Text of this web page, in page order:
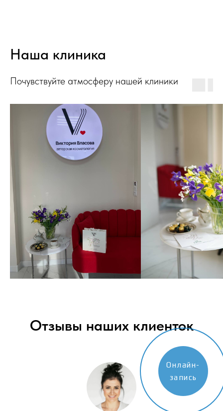
Наша клиника
Почувствуйте атмосферу нашей клиники
Отзывы наших клиенток
Онлайн-
запись